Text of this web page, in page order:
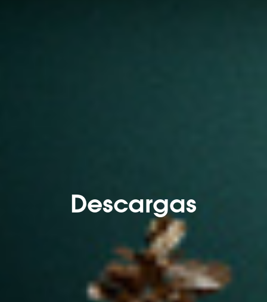
Descargas